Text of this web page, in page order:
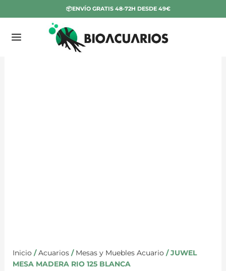
al
📦ENVÍO GRATIS 48-72H DESDE 49€
Inicio /Acuarios/ Mesas y Muebles Acuario / JUWEL
MESA MADERA RIO 125 BLANCA
JUWEL